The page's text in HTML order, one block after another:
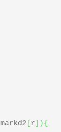
markd2 r ){